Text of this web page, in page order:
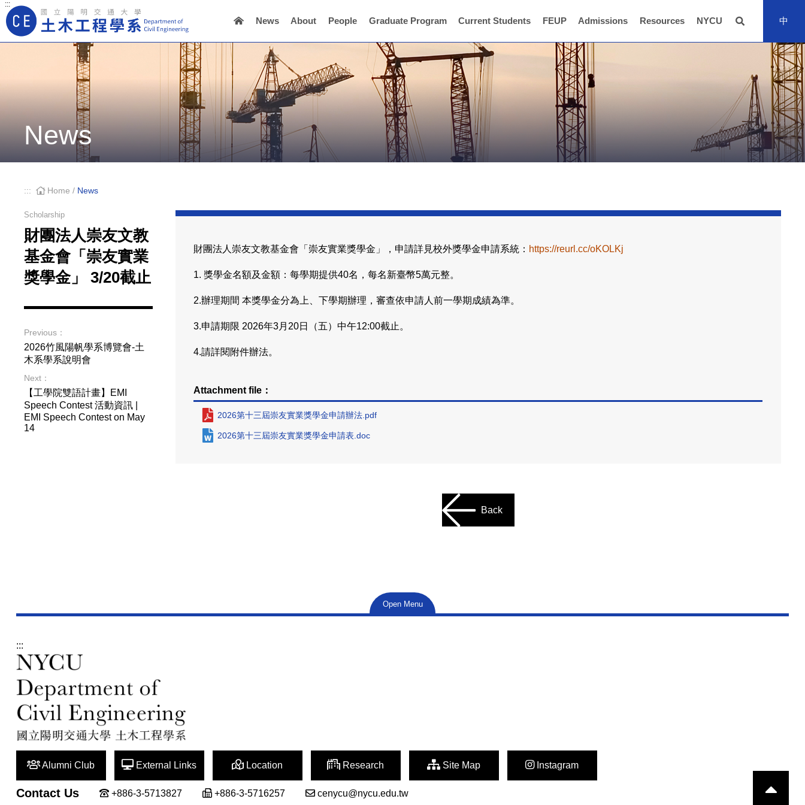
:::
Main Navigation News About People Graduate Program Current Students FEUP Admissions Resources NYCU 全站搜尋中
News
::: Home/ News
Scholarship
財團法人崇友文教
基金會「崇友實業
獎學金」 3/20截止
Previous：
2026竹風陽帆學系博覽會-土
木系學系說明會
Next：
【工學院雙語計畫】EMI
Speech Contest 活動資訊 |
EMI Speech Contest on May
14
財團法人崇友文教基金會「崇友實業獎學金」，申請詳見校外獎學金申請系統： https://reurl.cc/oKOLKj
1. 獎學金名額及金額：每學期提供40名，每名新臺幣5萬元整。
2.辦理期間 本獎學金分為上、下學期辦理，審查依申請人前一學期成績為準。
3.申請期限 2026年3月20日（五）中午12:00截止。
4.請詳閱附件辦法。
Attachment file：
2026第十三屆崇友實業獎學金申請辦法.pdf
2026第十三屆崇友實業獎學金申請表.doc
Back
Open Menu
:::
Alumni Club External Links Location Research Site Map Instagram
Contact Us +886-3-5713827 +886-3-5716257 cenycu@nycu.edu.tw